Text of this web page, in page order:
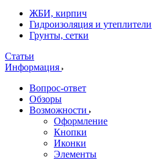
ЖБИ, кирпич
Гидроизоляция и утеплители
Грунты, сетки
Статьи
Информация
Вопрос-ответ
Обзоры
Возможности
Оформление
Кнопки
Иконки
Элементы